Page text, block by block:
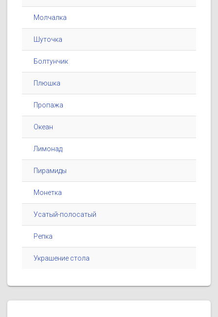
Молчалка
Шуточка
Болтунчик
Плюшка
Пропажа
Океан
Лимонад
Пирамиды
Монетка
Усатый-полосатый
Репка
Украшение стола